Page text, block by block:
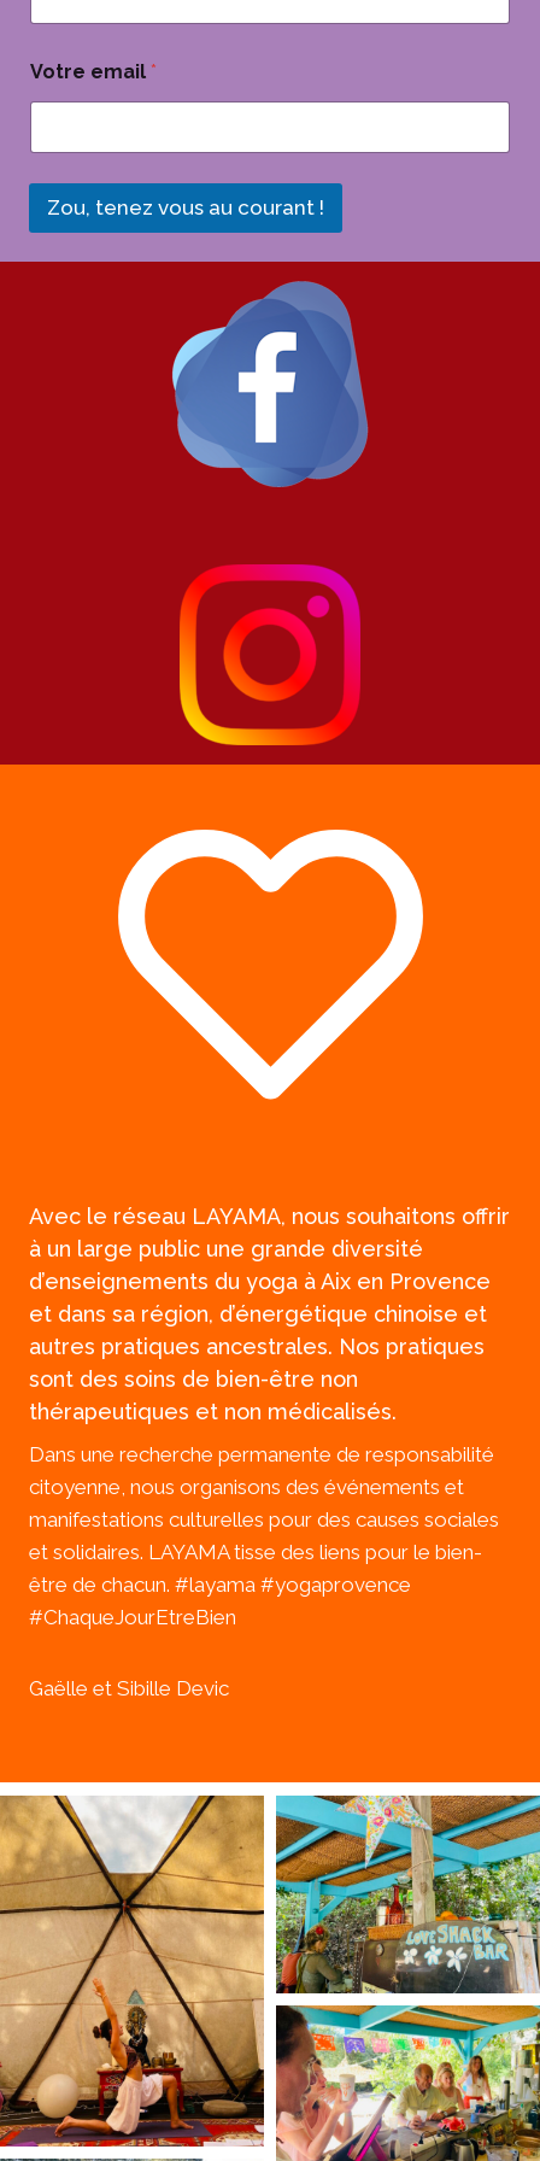
V
o
r
*
Votre email *
Zou, tenez vous au courant !
Avec le réseau LAYAMA, nous souhaitons offrir
à un large public une grande diversité
d’enseignements du yoga à Aix en Provence
et dans sa région, d’énergétique chinoise et
autres pratiques ancestrales. Nos pratiques
sont des soins de bien-être non
thérapeutiques et non médicalisés.
Dans une recherche permanente de responsabilité
citoyenne, nous organisons des événements et
manifestations culturelles pour des causes sociales
et solidaires. LAYAMA tisse des liens pour le bien-
être de chacun. #layama #yogaprovence
#ChaqueJourEtreBien
Gaëlle et Sibille Devic